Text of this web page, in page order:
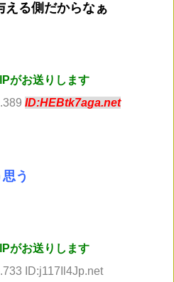
える側だからなぁ
がお送りします
ID:HEBtk7aga.net
う
がお送りします
ID:j117Il4Jp.net